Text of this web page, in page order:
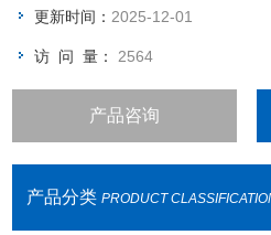
简便，耐压高，故而得到广泛应用。
更新时间： 2025-12-01
访 问 量： 2564
产品咨询
产品分类 PRODUCT